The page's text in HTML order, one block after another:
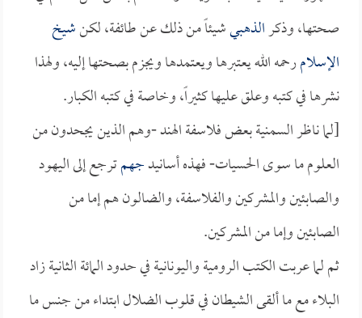
صحتها، وذكرالذهبيشيئاً من ذلك عن طائفة، لكنشيخ
الإسلامرحمه الله يعتبرها ويعتمدها ويجزم بصحتها إليه، ولهذا
نشرها في كتبه وعلق عليها كثيراً، وخاصة في كتبه الكبار.
[لما ناظر السمنية بعض فلاسفة الهند -وهم الذين يجحدون من
العلوم ما سوى الحسيات- فهذه أسانيدجهمترجع إلى اليهود
والصابئين والمشركين والفلاسفة، والضالون هم إما من
الصابئين وإما من المشركين.
ثم لما عربت الكتب الرومية واليونانية في حدود المائة الثانية زاد
البلاء مع ما ألقى الشيطان في قلوب الضلال ابتداء من جنس ما